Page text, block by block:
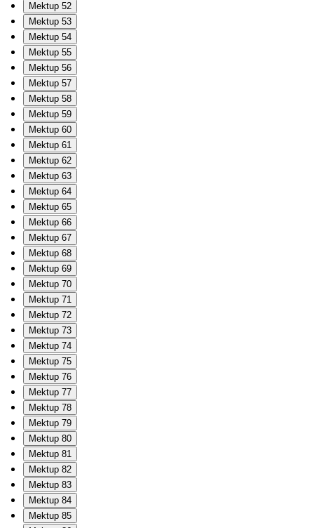
Mektup 52
Mektup 53
Mektup 54
Mektup 55
Mektup 56
Mektup 57
Mektup 58
Mektup 59
Mektup 60
Mektup 61
Mektup 62
Mektup 63
Mektup 64
Mektup 65
Mektup 66
Mektup 67
Mektup 68
Mektup 69
Mektup 70
Mektup 71
Mektup 72
Mektup 73
Mektup 74
Mektup 75
Mektup 76
Mektup 77
Mektup 78
Mektup 79
Mektup 80
Mektup 81
Mektup 82
Mektup 83
Mektup 84
Mektup 85